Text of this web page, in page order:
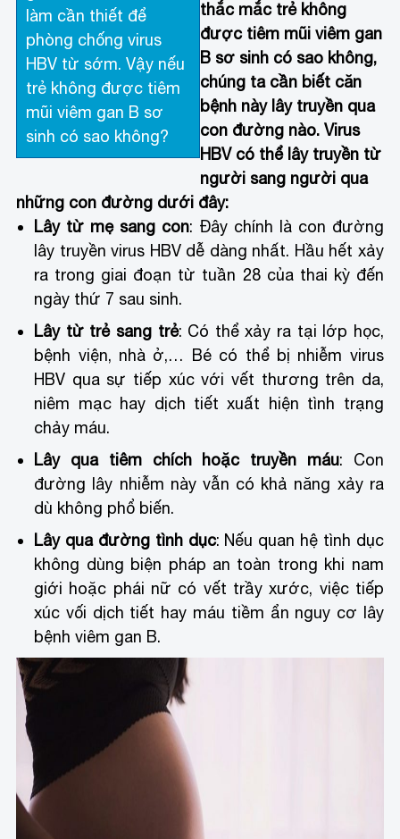
làm cần thiết để
phòng chống virus
HBV từ sớm. Vậy nếu
trẻ không được tiêm
mũi viêm gan B sơ
sinh có sao không?
thắc mắc trẻ không
được tiêm mũi viêm gan
B sơ sinh có sao không,
chúng ta cần biết căn
bệnh này lây truyền qua
con đường nào. Virus
HBV có thể lây truyền từ
người sang người qua
những con đường dưới đây:
Lây từ mẹ sang con: Đây chính là con đường
lây truyền virus HBV dễ dàng nhất. Hầu hết xảy
ra trong giai đoạn từ tuần 28 của thai kỳ đến
ngày thứ 7 sau sinh.
Lây từ trẻ sang trẻ: Có thể xảy ra tại lớp học,
bệnh viện, nhà ở,… Bé có thể bị nhiễm virus
HBV qua sự tiếp xúc với vết thương trên da,
niêm mạc hay dịch tiết xuất hiện tình trạng
chảy máu.
Lây qua tiêm chích hoặc truyền máu: Con
đường lây nhiễm này vẫn có khả năng xảy ra
dù không phổ biến.
Lây qua đường tình dục: Nếu quan hệ tình dục
không dùng biện pháp an toàn trong khi nam
giới hoặc phái nữ có vết trầy xước, việc tiếp
xúc vối dịch tiết hay máu tiềm ẩn nguy cơ lây
bệnh viêm gan B.